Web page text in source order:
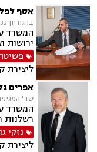
אסף
בן גוריון 32, רמת-גן
המשרד
ירושות
הוצאה
הרע,
דין
צווי
ליצירת
אפרים
שד' המגינים 64,
המשרד
רשלנות
ביטוח
נזקי
ליצירת